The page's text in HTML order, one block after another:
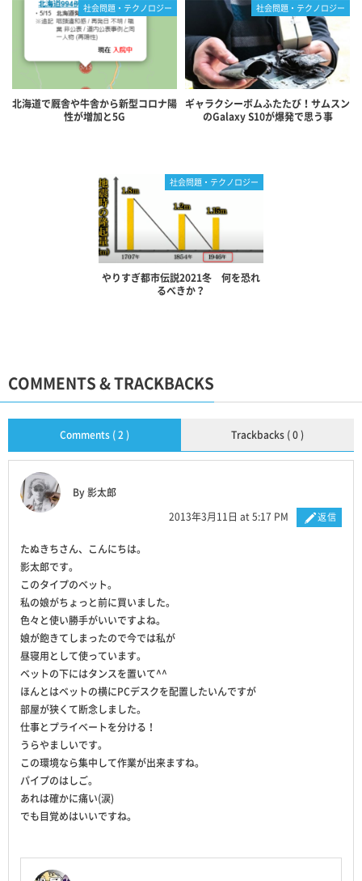
社会問題・テクノロジー
北海道で厩舎や牛舎から新型コロナ陽
性が増加と5G
社会問題・テクノロジー
ギャラクシーボムふたたび！サムスン
のGalaxy S10が爆発で思う事
社会問題・テクノロジー
やりすぎ都市伝説2021冬 何を恐れ
るべきか？
COMMENTS & TRACKBACKS
Comments ( 2 ) Trackbacks ( 0 )
By 影太郎
2013年3月11日 at 5:17 PM
返信
たぬきちさん、こんにちは。
影太郎です。
このタイプのベット。
私の娘がちょっと前に買いました。
色々と使い勝手がいいですよね。
娘が飽きてしまったので今では私が
昼寝用として使っています。
ベットの下にはタンスを置いて^^
ほんとはベットの横にPCデスクを配置したいんですが
部屋が狭くて断念しました。
仕事とプライベートを分ける！
うらやましいです。
この環境なら集中して作業が出来ますね。
パイプのはしご。
あれは確かに痛い(涙)
でも目覚めはいいですね。